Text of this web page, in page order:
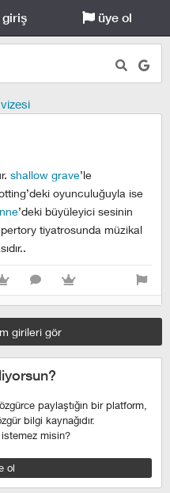
üye ol
shallow grave’le
oyunculuğuyla ise
’deki büyüleyici sesinin
tiyatrosunda müzikal
girileri gör
paylaştığın bir platform,
bilgi kaynağıdır.
misin?
ol